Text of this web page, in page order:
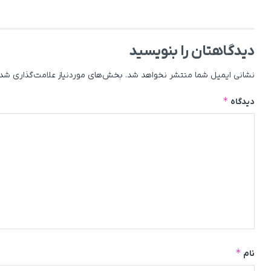
دیدگاهتان را بنویسید
نشانی ایمیل شما منتشر نخواهد شد. بخش‌های موردنیاز علامت‌گذاری
دیدگاه *
نام *